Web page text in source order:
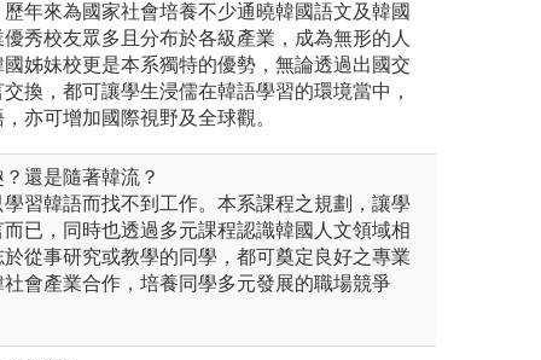
年來為國家社會培養不少通曉韓國語文及韓國
秀校友眾多且分布於各級產業，成為無形的人
姊妹校更是本系獨特的優勢，無論透過出國交
換，都可讓學生浸儒在韓語學習的環境當中，
亦可增加國際視野及全球觀。
還是隨著韓流？
習韓語而找不到工作。本系課程之規劃，讓學
已，同時也透過多元課程認識韓國人文領域相
從事研究或教學的同學，都可奠定良好之專業
會產業合作，培養同學多元發展的職場競爭